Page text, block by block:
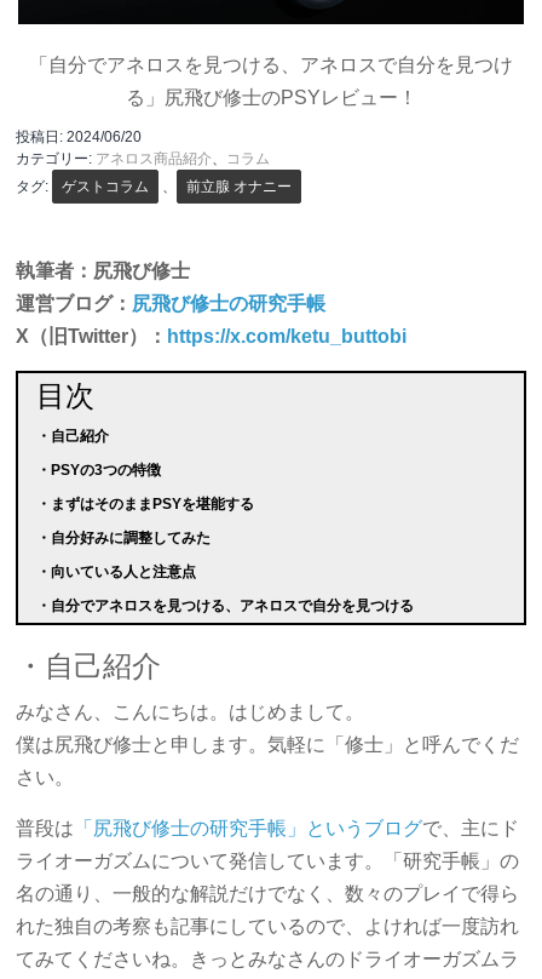
「自分でアネロスを見つける、アネロスで自分を見つけ
る」尻飛び修士のPSYレビュー！
投稿日:2024/06/20
カテゴリー: アネロス商品紹介、
コラム
タグ:
ゲストコラム 、 前立腺 オナニー
執筆者：尻飛び修士
運営ブログ： 尻飛び修士の研究手帳
X（旧Twitter）： https://x.com/ketu_buttobi
目次
・自己紹介
・PSYの3つの特徴
・まずはそのままPSYを堪能する
・自分好みに調整してみた
・向いている人と注意点
・自分でアネロスを見つける、アネロスで自分を見つける
・自己紹介
みなさん、こんにちは。はじめまして。
僕は尻飛び修士と申します。気軽に「修士」と呼んでくだ
さい。
普段は 「尻飛び修士の研究手帳」というブログで、主にド
ライオーガズムについて発信しています。「研究手帳」の
名の通り、一般的な解説だけでなく、数々のプレイで得ら
れた独自の考察も記事にしているので、よければ一度訪れ
てみてくださいね。きっとみなさんのドライオーガズムラ